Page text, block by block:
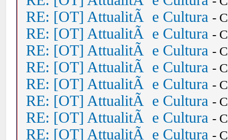
RE: [OT] AttualitÃ e Cultura -
RE: [OT] AttualitÃ e Cultura -
RE: [OT] AttualitÃ e Cultura -
RE: [OT] AttualitÃ e Cultura -
RE: [OT] AttualitÃ e Cultura -
RE: [OT] AttualitÃ e Cultura -
RE: [OT] AttualitÃ e Cultura -
RE: [OT] AttualitÃ e Cultura -